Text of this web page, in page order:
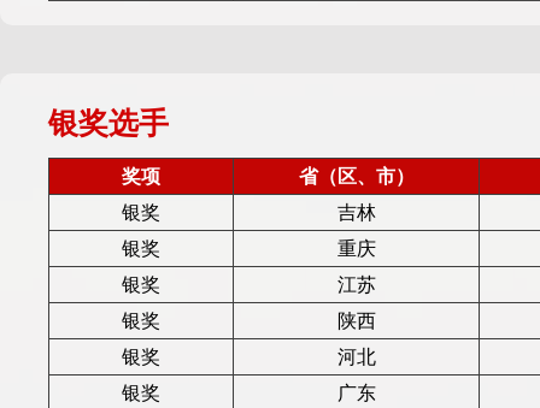
银奖选手
奖项
省（区、市）
银奖
吉林
银奖
重庆
银奖
江苏
银奖
陕西
银奖
河北
银奖
广东